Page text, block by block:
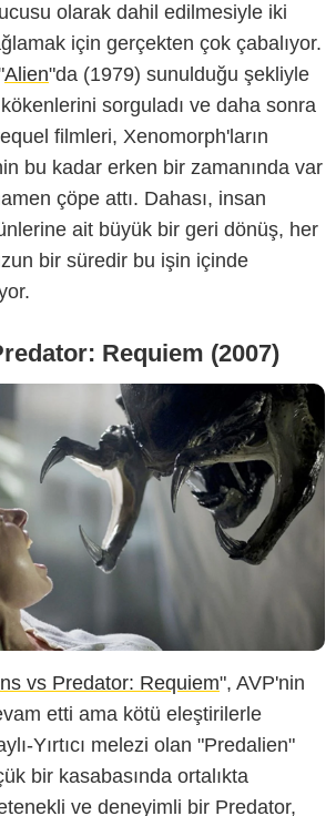
olarak dahil edilmesiyle iki
için gerçekten çok çabalıyor.
Alien"da (1979) sunulduğu şekliyle
sorguladı ve daha sonra
filmleri, Xenomorph'ların
bu kadar erken bir zamanında var
çöpe attı. Dahası, insan
ait büyük bir geri dönüş, her
bir süredir bu işin içinde
Requiem (2007)
-
vs Predator: Requiem", AVP'nin
etti ama kötü eleştirilerle
Yırtıcı melezi olan "Predalien"
bir kasabasında ortalıkta
ve deneyimli bir Predator,